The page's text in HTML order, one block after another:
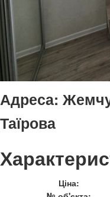
Адреса:
Таїрова
Ціна: